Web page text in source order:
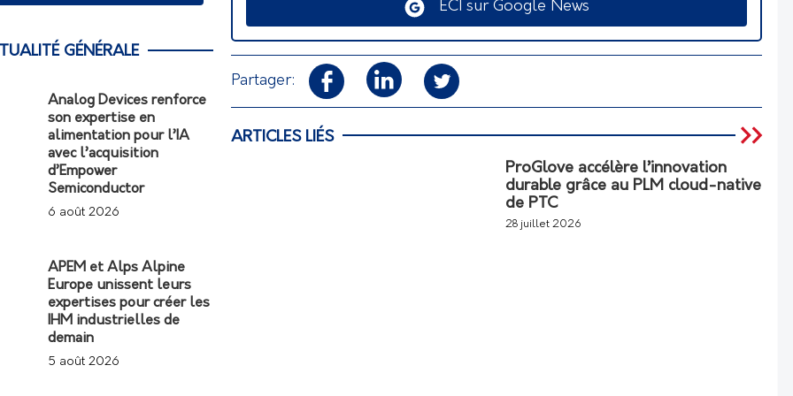
ECI sur Google News
Partager:
ARTICLES LIÉS
ProGlove accélère l’innovation
durable grâce au PLM cloud-native
de PTC
28 juillet 2026
GÉNÉRALE
Analog Devices renforce
son expertise en
alimentation pour l’IA
avec l’acquisition
d’Empower
Semiconductor
6 août 2026
APEM et Alps Alpine
Europe unissent leurs
expertises pour créer les
IHM industrielles de
demain
5 août 2026